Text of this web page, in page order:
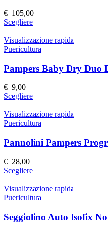
possono
scelte
nella
pagina
del
prodotto
€ 105,00
ScegliereQuesto
ha
più
Le
opzioni
scelte
nella
pagina
del
prodotto
Visualizzazione rapida
Puericultura
Pampers Baby Dry Duo
€ 9,00
ScegliereQuesto
ha
più
Le
opzioni
scelte
nella
pagina
del
prodotto
Visualizzazione rapida
Puericultura
Pannolini Pampers
€ 28,00
ScegliereQuesto
ha
più
Le
opzioni
Visualizzazione rapida
Puericultura
Seggiolino Auto Isofix